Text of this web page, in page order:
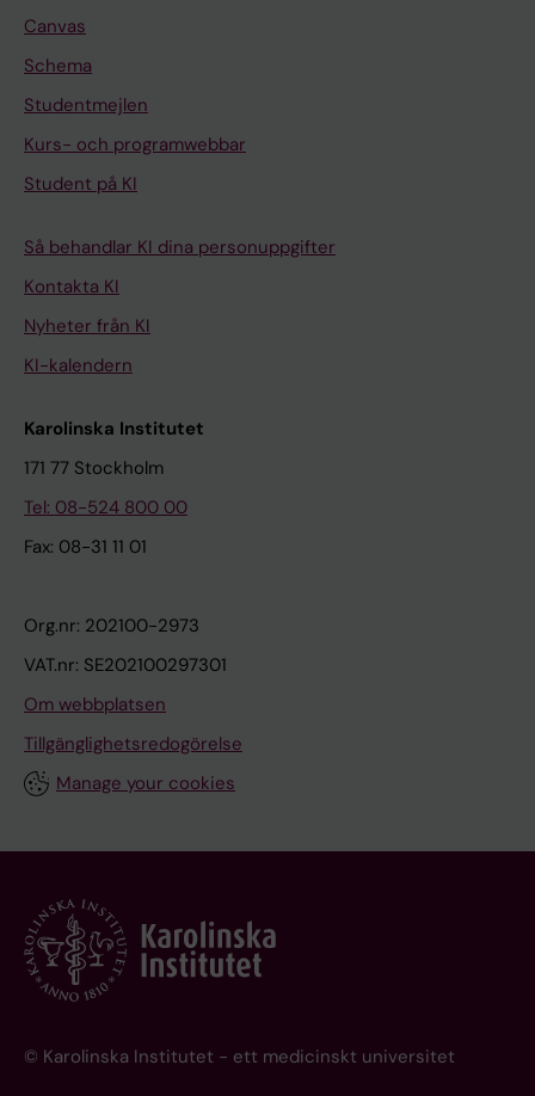
Canvas
Schema
Studentmejlen
Kurs- och programwebbar
Student på KI
Så behandlar KI dina personuppgifter
Kontakta KI
Nyheter från KI
KI-kalendern
Karolinska Institutet
171 77 Stockholm
Tel: 08-524 800 00
Fax: 08-31 11 01
Org.nr: 202100-2973
VAT.nr: SE202100297301
Om webbplatsen
Tillgänglighetsredogörelse
Manage your cookies
© Karolinska Institutet - ett medicinskt universitet